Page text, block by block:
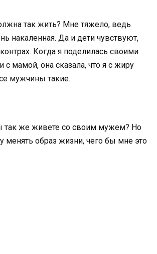
так жить? Мне тяжело, ведь
накаленная. Да и дети чувствуют,
Когда я поделилась своими
мамой, она сказала, что я с жиру
мужчины такие.
так же живете со своим мужем? Но
менять образ жизни, чего бы мне это